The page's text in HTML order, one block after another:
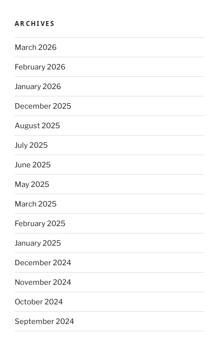
ARCHIVES
March 2026
February 2026
January 2026
December 2025
August 2025
July 2025
June 2025
May 2025
March 2025
February 2025
January 2025
December 2024
November 2024
October 2024
September 2024